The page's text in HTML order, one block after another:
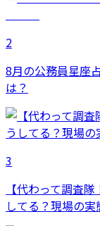
2
8月の公務員星座
は？
3
【代わって調査
してる？現場の